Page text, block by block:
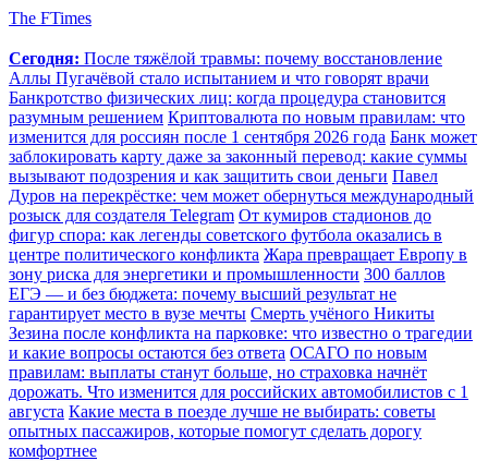
The FTimes
Сегодня: После тяжёлой травмы: почему восстановление
Аллы Пугачёвой стало испытанием и что говорят врачи
Банкротство физических лиц: когда процедура становится
разумным решением Криптовалюта по новым правилам: что
изменится для россиян после 1 сентября 2026 года Банк может
заблокировать карту даже за законный перевод: какие суммы
вызывают подозрения и как защитить свои деньги Павел
Дуров на перекрёстке: чем может обернуться международный
розыск для создателя Telegram От кумиров стадионов до
фигур спора: как легенды советского футбола оказались в
центре политического конфликта Жара превращает Европу в
зону риска для энергетики и промышленности 300 баллов
ЕГЭ — и без бюджета: почему высший результат не
гарантирует место в вузе мечты Смерть учёного Никиты
Зезина после конфликта на парковке: что известно о трагедии
и какие вопросы остаются без ответа ОСАГО по новым
правилам: выплаты станут больше, но страховка начнёт
дорожать. Что изменится для российских автомобилистов с 1
августа Какие места в поезде лучше не выбирать: советы
опытных пассажиров, которые помогут сделать дорогу
комфортнее